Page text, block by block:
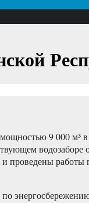
9 000 м³ в
работы